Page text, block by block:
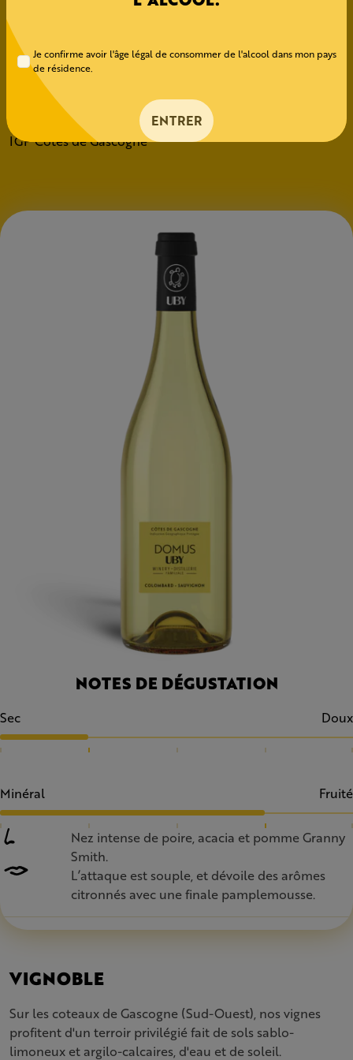
CÉPAGES
Colombard – Sauvignon
APPELLATION
IGP Côtes de Gascogne
NOTES DE DÉGUSTATION
Sec Doux
Minéral Fruité
Nez intense de poire, acacia et pomme Granny
Smith.
L’attaque est souple, et dévoile des arômes
citronnés avec une finale pamplemousse.
VIGNOBLE
Sur les coteaux de Gascogne (Sud-Ouest), nos vignes
profitent d'un terroir privilégié fait de sols sablo-
limoneux et argilo-calcaires, d'eau et de soleil.
Je confirme avoir l'âge légal de consommer de l'alcool dans mon pays
de résidence.
ENTRER